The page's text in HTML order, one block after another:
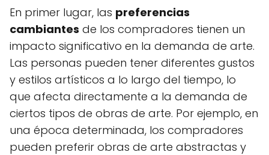
En primer lugar, las preferencias
cambiantes de los compradores tienen un
impacto significativo en la demanda de arte.
Las personas pueden tener diferentes gustos
y estilos artísticos a lo largo del tiempo, lo
que afecta directamente a la demanda de
ciertos tipos de obras de arte. Por ejemplo, en
una época determinada, los compradores
pueden preferir obras de arte abstractas y